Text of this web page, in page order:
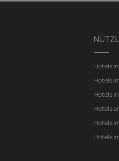
Hotels
Hotels
Hotels
Hotels
Hotels
Hotels